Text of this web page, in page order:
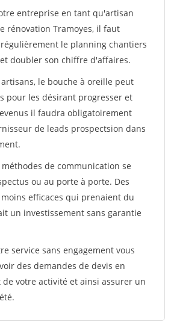
entreprise en tant qu'artisan
rénovation Tramoyes, il faut
le planning chantiers
doubler son chiffre d'affaires.
le bouche à oreille peut
pour les désirant progresser et
il faudra obligatoirement
de leads prospectsion dans
de communication se
ou au porte à porte. Des
efficaces qui prenaient du
un investissement sans garantie
service sans engagement vous
des demandes de devis en
votre activité et ainsi assurer un